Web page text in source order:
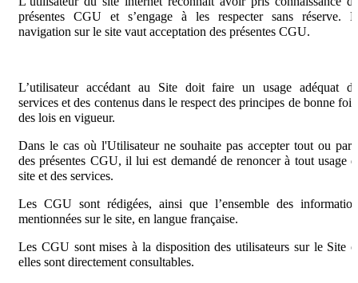
présentes CGU et s’engage à les respecter sans réserve.
navigation sur le site vaut acceptation des présentes CGU.
L’utilisateur accédant au Site doit faire un usage adéquat
services et des contenus dans le respect des principes de bonne foi
des lois en vigueur.
Dans le cas où l'Utilisateur ne souhaite pas accepter tout ou
des présentes CGU, il lui est demandé de renoncer à tout usage
site et des services.
Les CGU sont rédigées, ainsi que l’ensemble des
mentionnées sur le site, en langue française.
Les CGU sont mises à la disposition des utilisateurs sur le Site
elles sont directement consultables.